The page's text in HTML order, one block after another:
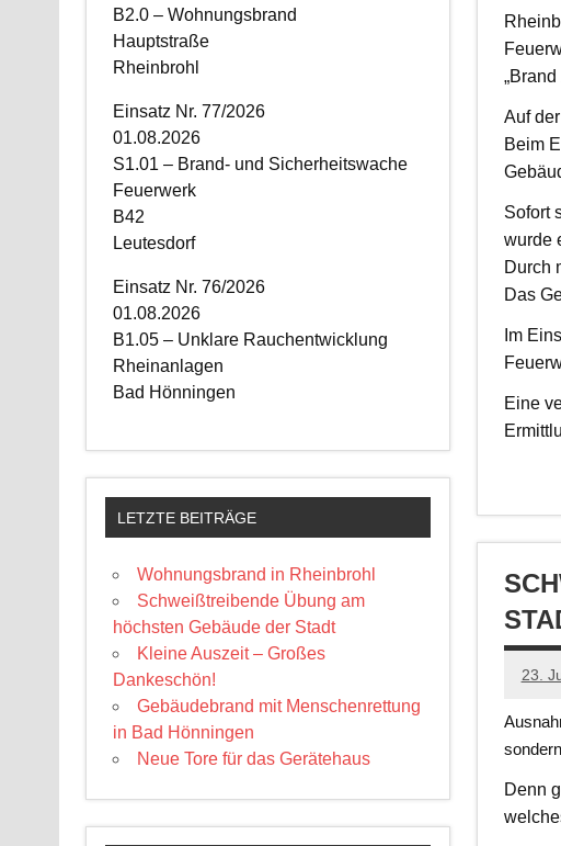
Auf
Beim
Sofort
wurde
Durch
Das
Im
Eine
23.
Denn
B2.0 – Wohnungsbrand
Hauptstraße
Rheinbrohl
Einsatz Nr. 77/2026
01.08.2026
S1.01 – Brand- und Sicherheitswache
Feuerwerk
B42
Leutesdorf
Einsatz Nr. 76/2026
01.08.2026
B1.05 – Unklare Rauchentwicklung
Rheinanlagen
Bad Hönningen
LETZTE BEITRÄGE
Wohnungsbrand in Rheinbrohl
Schweißtreibende Übung am
höchsten Gebäude der Stadt
Kleine Auszeit – Großes
Dankeschön!
Gebäudebrand mit Menschenrettung
in Bad Hönningen
Neue Tore für das Gerätehaus